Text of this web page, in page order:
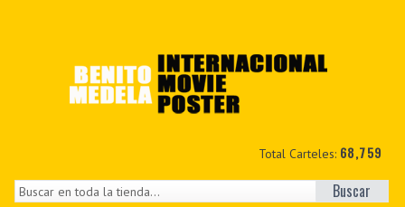
Total Carteles: 68,759
Buscar